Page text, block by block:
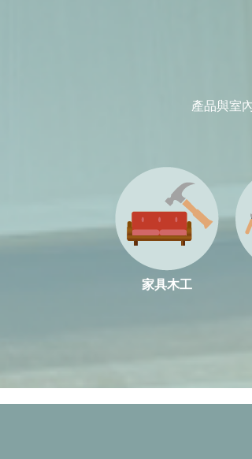
產品與室
家具木工